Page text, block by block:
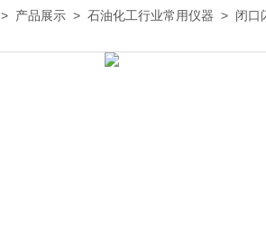
> 产品展示 > 石油化工行业常用仪器 > 闭口